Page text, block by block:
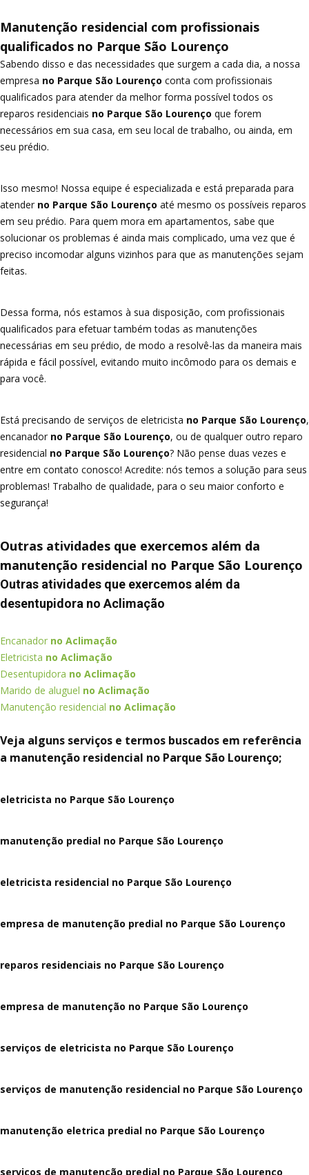
Manutenção residencial com profissionais
qualificados no Parque São Lourenço
Sabendo disso e das necessidades que surgem a cada dia, a nossa
empresa no Parque São Lourenço conta com profissionais
qualificados para atender da melhor forma possível todos os
reparos residenciais no Parque São Lourenço que forem
necessários em sua casa, em seu local de trabalho, ou ainda, em
seu prédio.
Isso mesmo! Nossa equipe é especializada e está preparada para
atender no Parque São Lourenço até mesmo os possíveis reparos
em seu prédio. Para quem mora em apartamentos, sabe que
solucionar os problemas é ainda mais complicado, uma vez que é
preciso incomodar alguns vizinhos para que as manutenções sejam
feitas.
Dessa forma, nós estamos à sua disposição, com profissionais
qualificados para efetuar também todas as manutenções
necessárias em seu prédio, de modo a resolvê-las da maneira mais
rápida e fácil possível, evitando muito incômodo para os demais e
para você.
Está precisando de serviços de eletricista no Parque São Lourenço,
encanador no Parque São Lourenço, ou de qualquer outro reparo
residencial no Parque São Lourenço? Não pense duas vezes e
entre em contato conosco! Acredite: nós temos a solução para seus
problemas! Trabalho de qualidade, para o seu maior conforto e
segurança!
Outras atividades que exercemos além da
manutenção residencial no Parque São Lourenço
Outras atividades que exercemos além da
desentupidora no Aclimação
Encanador no Aclimação
Eletricista no Aclimação
Desentupidora no Aclimação
Marido de aluguel no Aclimação
Manutenção residencial no Aclimação
Veja alguns serviços e termos buscados em referência
a manutenção residencial no Parque São Lourenço;
eletricista no Parque São Lourenço
manutenção predial no Parque São Lourenço
eletricista residencial no Parque São Lourenço
empresa de manutenção predial no Parque São Lourenço
reparos residenciais no Parque São Lourenço
empresa de manutenção no Parque São Lourenço
serviços de eletricista no Parque São Lourenço
serviços de manutenção residencial no Parque São Lourenço
manutenção eletrica predial no Parque São Lourenço
serviços de manutenção predial no Parque São Lourenço